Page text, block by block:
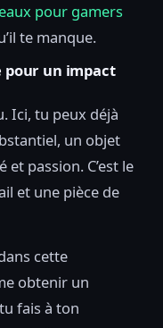
pour gamers
te manque.
pour un impact
Ici, tu peux déjà
un objet
passion. C’est le
et une pièce de
cette
obtenir un
fais à ton